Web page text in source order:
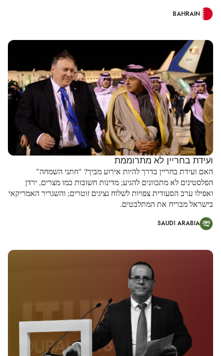
BAHRAIN
ועידת בחריין לא מתרוממת
האם ועידת בחריין בדרך להיות אירוע מביך? "חתני השמחה"
הפלסטינים לא מתכוונים להגיע; מדינות חשובות כמו מצרים, ירדן
ואפילו ערב הסעודית צפויות לשלוח נציגים זוטרים; והשגריר האמריקאי
בישראל מבריח את המתלבטים.
SAUDI ARABIA